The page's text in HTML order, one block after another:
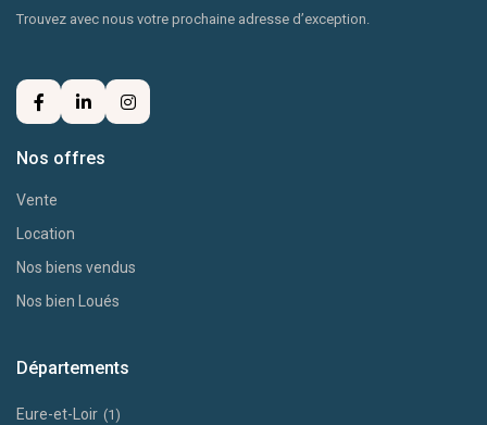
Trouvez avec nous votre prochaine adresse d’exception.
Nos offres
Vente
Location
Nos biens vendus
Nos bien Loués
Départements
Eure-et-Loir (1)